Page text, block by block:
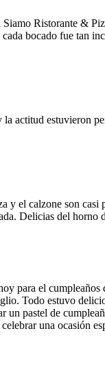
Ristorante &
bocado fue tan
actitud estuvieron
y el calzone son
Delicias del horno
para el
Todo estuvo
pastel de
una ocasión